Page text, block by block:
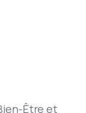
Être et